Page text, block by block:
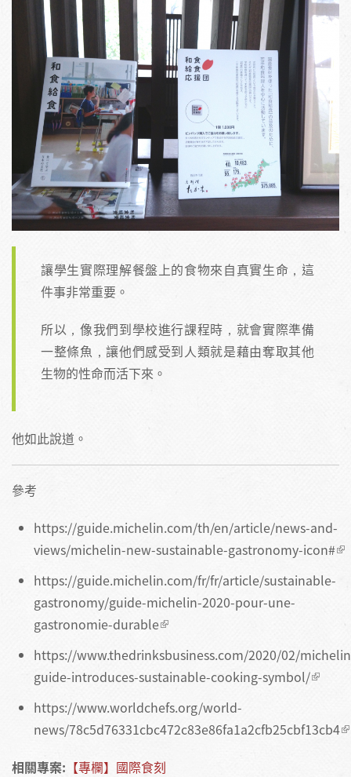
讓學生實際理解餐盤上的食物來自真實生命，這
件事非常重要。
所以，像我們到學校進行課程時，就會實際準備
一整條魚，讓他們感受到人類就是藉由奪取其他
生物的性命而活下來。
他如此說道。
參考
https://guide.michelin.com/th/en/article/news-and-
views/michelin-new-sustainable-gastronomy-icon#
https://guide.michelin.com/fr/fr/article/sustainable-
gastronomy/guide-michelin-2020-pour-une-
gastronomie-durable
https://www.thedrinksbusiness.com/2020/02/
guide-introduces-sustainable-cooking-symbol/
https://www.worldchefs.org/world-
news/78c5d76331cbc472c83e86fa1a2cfb25cbf13cb4
相關專案: 【專欄】國際食刻